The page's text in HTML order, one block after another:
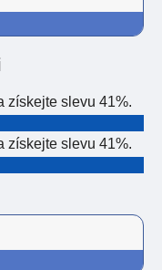
získejte slevu 41%.
získejte slevu 41%.